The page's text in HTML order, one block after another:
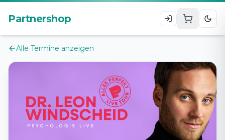
Partnershop
Alle Termine anzeigen